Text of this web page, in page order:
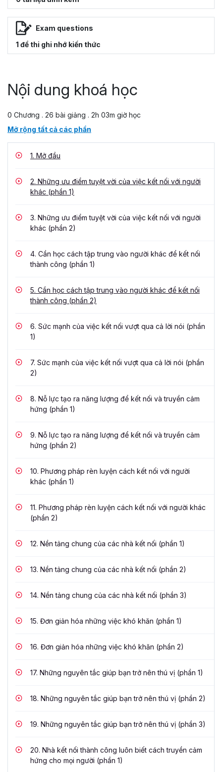
Exam questions
1 đề thi ghi nhớ kiến thức
Nội dung khoá học
0 Chương . 26 bài giảng . 2h 03m giờ học
Mở rộng tất cả các phần
1. Mở đầu
2. Những ưu điểm tuyệt vời của việc kết nối với người
khác (phần 1)
3. Những ưu điểm tuyệt vời của việc kết nối với người
khác (phần 2)
4. Cần học cách tập trung vào người khác để kết nối
thành công (phần 1)
5. Cần học cách tập trung vào người khác để kết nối
thành công (phần 2)
6. Sức mạnh của việc kết nối vượt qua cả lời nói (phần
1)
7. Sức mạnh của việc kết nối vượt qua cả lời nói (phần
2)
8. Nỗ lực tạo ra năng lượng để kết nối và truyền cảm
hứng (phần 1)
9. Nỗ lực tạo ra năng lượng để kết nối và truyền cảm
hứng (phần 2)
10. Phương pháp rèn luyện cách kết nối với người
khác (phần 1)
11. Phương pháp rèn luyện cách kết nối với người khác
(phần 2)
12. Nền tảng chung của các nhà kết nối (phần 1)
13. Nền tảng chung của các nhà kết nối (phần 2)
14. Nền tảng chung của các nhà kết nối (phần 3)
15. Đơn giản hóa những việc khó khăn (phần 1)
16. Đơn giản hóa những việc khó khăn (phần 2)
17. Những nguyên tắc giúp bạn trở nên thú vị (phần 1)
18. Những nguyên tắc giúp bạn trở nên thú vị (phần 2)
19. Những nguyên tắc giúp bạn trở nên thú vị (phần 3)
20. Nhà kết nối thành công luôn biết cách truyền cảm
hứng cho mọi người (phần 1)